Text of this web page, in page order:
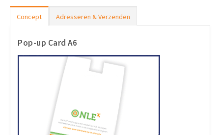
Concept Adresseren & Verzenden
Pop-up Card A6